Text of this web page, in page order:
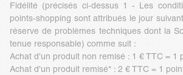
Fidélité (précisés ci-dessus 1 - Les
points-shopping sont attribués le jour
réserve de problèmes techniques dont la
tenue responsable) comme suit :
Achat d’un produit non remisé : 1 € TTC = 1
Achat d’un produit remisé* : 2 € TTC = 1